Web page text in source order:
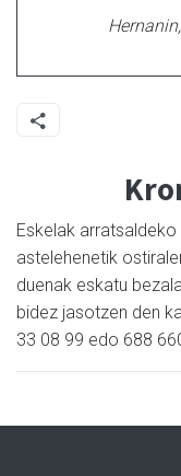
Eskelak
astelehenetik
duenak eskatu
bidez jasotzen den
33 08 99 edo 688